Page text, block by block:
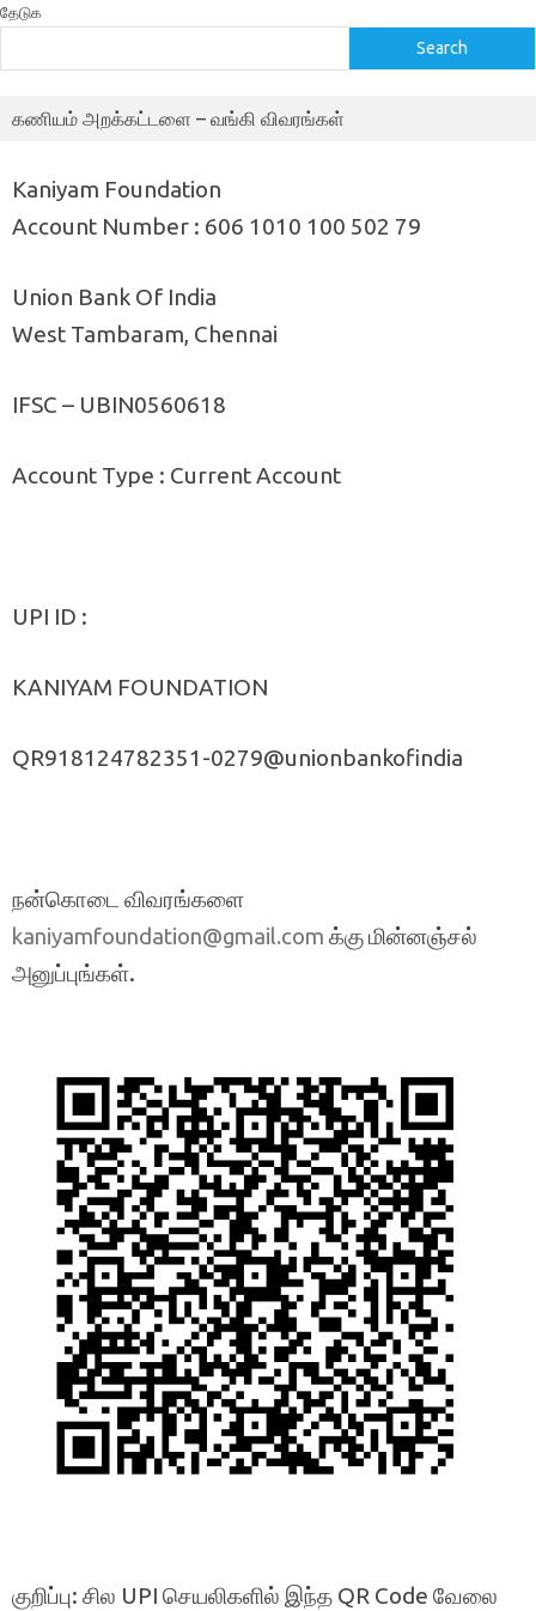
தேடுக
Search
கணியம் அறக்கட்டளை – வங்கி விவரங்கள்
Kaniyam Foundation
Account Number : 606 1010 100 502 79
Union Bank Of India
West Tambaram, Chennai
IFSC – UBIN0560618
Account Type : Current Account
UPI ID :
KANIYAM FOUNDATION
QR918124782351-0279@unionbankofindia
நன்கொடை விவரங்களை
kaniyamfoundation@gmail.com க்கு மின்னஞ்சல்
அனுப்புங்கள்.
குறிப்பு: சில UPI செயலிகளில் இந்த QR Code வேலை